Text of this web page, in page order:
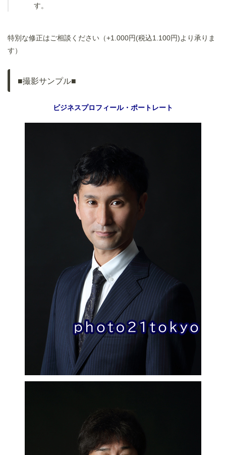
す。
特別な修正はご相談ください（+1.000円(税込1.100円)より承りま
す）
■撮影サンプル■
ビジネスプロフィール・ポートレート